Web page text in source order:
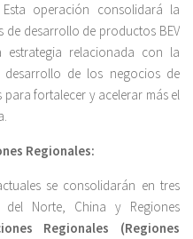
Esta operación consolidará la
de desarrollo de productos BEV
relacionada con la
de los negocios de
fortalecer y acelerar más el
Regionales:
se consolidarán en tres
del Norte, China y Regiones
Regionales (Regiones